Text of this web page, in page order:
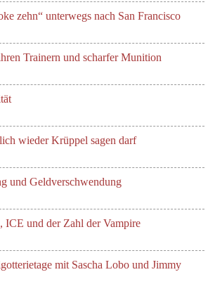
zehn“ unterwegs nach San Francisco
Trainern und scharfer Munition
wieder Krüppel sagen darf
und Geldverschwendung
ICE und der Zahl der Vampire
mit Sascha Lobo und Jimmy